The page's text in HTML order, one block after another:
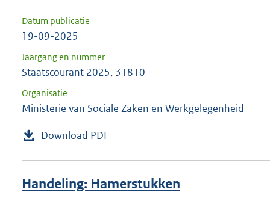
Datum publicatie
19-09-2025
Jaargang en nummer
Staatscourant 2025, 31810
Organisatie
Ministerie van Sociale Zaken en Werkgelegenheid
Download PDF
Handeling: Hamerstukken